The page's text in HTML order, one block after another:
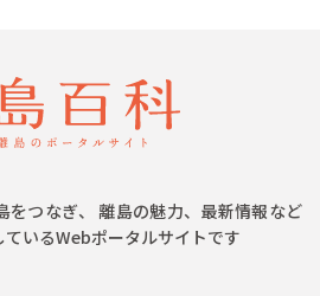
をつなぎ、 離島の魅力、最新情報など
いるWebポータルサイトです